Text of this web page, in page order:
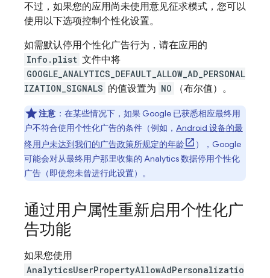
不过，如果您的应用尚未使用意见征求模式，您可以
使用以下选项控制个性化设置。
如需默认停用个性化广告行为，请在应用的
Info.plist 文件中将
GOOGLE_ANALYTICS_DEFAULT_ALLOW_AD_PERSONAL
IZATION_SIGNALS 的值设置为 NO （布尔值）。
注意 ： 在某些情况下，如果 Google 已获悉相应最终用
户不符合使用个性化广告的条件（例如， Android 设备的最
终用户未达到我们的广告政策所规定的年龄
），Google
可能会对从最终用户那里收集的 Analytics 数据停用个性化
广告（即使您未曾进行此设置）。
通过用户属性重新启用个性化广
告功能
如果您使用
AnalyticsUserPropertyAllowAdPersonalizatio